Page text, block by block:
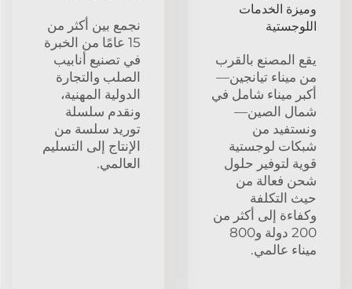
وميزة الخدمات
اللوجستية
يقع المصنع بالقرب
من ميناء تيانجين—
أكبر ميناء شامل في
شمال الصين—
ونستفيد من
شبكات لوجستية
قوية لتوفير حلول
شحن فعالة من
حيث التكلفة
وكفاءة إلى أكثر من
200 دولة و800
ميناء عالمي.
نجمع بين أكثر من
15 عامًا من الخبرة
في تصنيع أنابيب
الصلب والتجارة
الدولية المهنية،
ونقدم سلسلة
توريد سلسة من
الإنتاج إلى التسليم
العالمي.